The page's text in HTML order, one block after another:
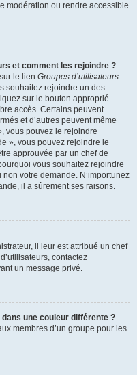
modération ou rendre accessible
et comment les rejoindre ?
le lien Groupes d’utilisateurs
souhaitez rejoindre un des
sur le bouton approprié.
accès. Certains peuvent
et d’autres peuvent même
vous pouvez le rejoindre
», vous pouvez rejoindre le
approuvée par un chef de
vous souhaitez rejoindre
votre demande. N’importunez
il a sûrement ses raisons.
il leur est attribué un chef
contactez
un message privé.
une couleur différente ?
membres d’un groupe pour les